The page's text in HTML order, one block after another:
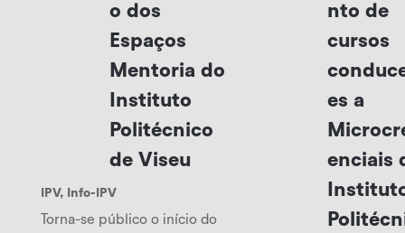
o dos
Espaços
Mentoria do
Instituto
Politécnico
de Viseu
IPV, Info-IPV
Torna-se público o início do
nto de
cursos
es a
enciais